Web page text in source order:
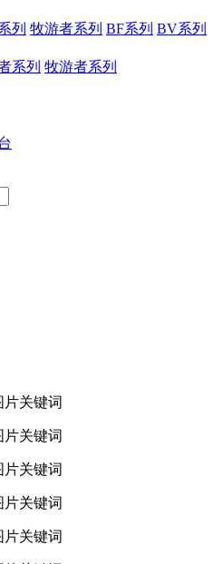
列 牧游者系列 BF系列 BV系列
系列 牧游者系列